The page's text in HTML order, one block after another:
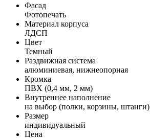
Фасад
Фотопечать
Материал корпуса
ЛДСП
Цвет
Темный
Раздвижная система
алюминиевая, нижнеопорная
Кромка
ПВХ (0,4 мм, 2 мм)
Внутреннее наполнение
на выбор (полки, корзины, штанги)
Размер
индивидуальный
Цена